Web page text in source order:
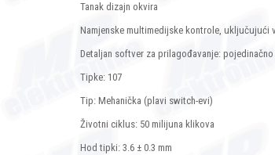
Tanak dizajn okvira
Namjenske multimedijske kontrole, uključujući
Detaljan softver za prilagođavanje:
Tipke: 107
Tip: Mehanička (plavi switch-evi)
Životni ciklus: 50 milijuna klikova
Hod tipki: 3.6 ± 0.3 mm